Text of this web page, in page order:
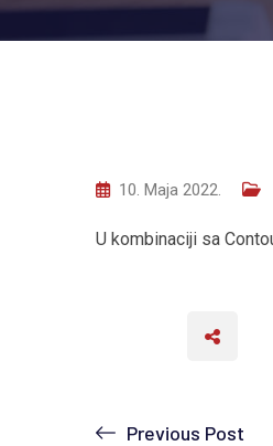
10. Maja 2022.
U kombinaciji sa
Previous Post